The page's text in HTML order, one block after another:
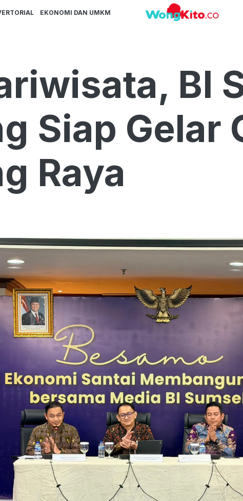
EKONOMI DAN UMKM
BI
Siap Gelar
Raya